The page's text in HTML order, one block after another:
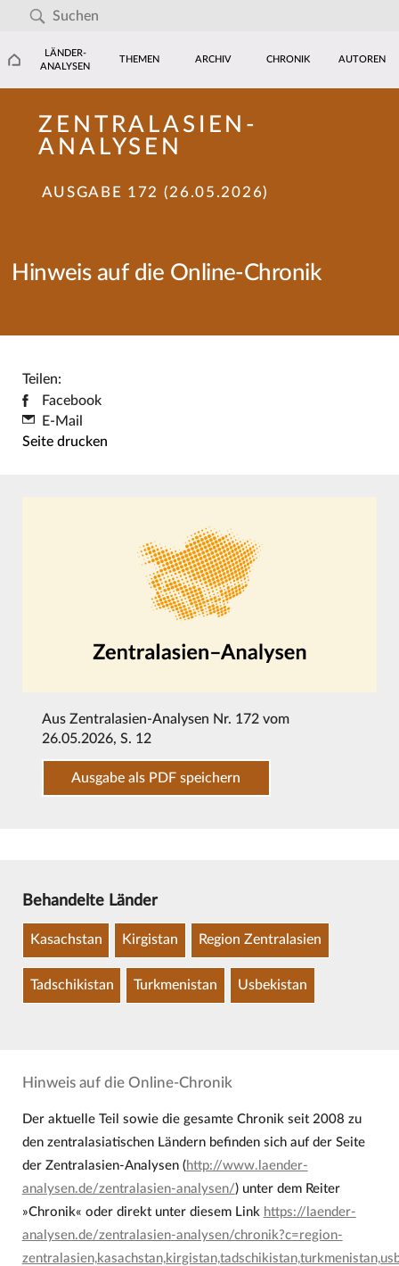
LÄNDER-
ANALYSEN
THEMEN ARCHIV CHRONIK AUTOREN
ZENTRALASIEN-
ANALYSEN
AUSGABE 172 (26.05.2026)
Hinweis auf die Online-Chronik
Teilen:
Facebook
E-Mail
Seite drucken
Aus Zentralasien-Analysen Nr. 172 vom
26.05.2026, S. 12
Ausgabe als PDF speichern
Behandelte Länder
Kasachstan Kirgistan Region Zentralasien
Tadschikistan Turkmenistan Usbekistan
Hinweis auf die Online-Chronik
Der aktuelle Teil sowie die gesamte Chronik seit 2008 zu
den zentralasiatischen Ländern befinden sich auf der Seite
der Zentralasien-Analysen ( http://www.laender-
analysen.de/zentralasien-analysen/) unter dem Reiter
»Chronik« oder direkt unter diesem Link https://laender-
analysen.de/zentralasien-analysen/chronik?c=region-